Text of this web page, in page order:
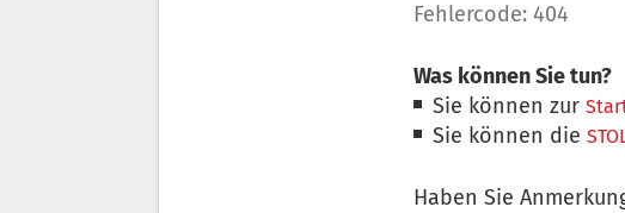
Fehlercode: 404
Was können Sie tun?
Sie können zur
Sie können die
Haben Sie